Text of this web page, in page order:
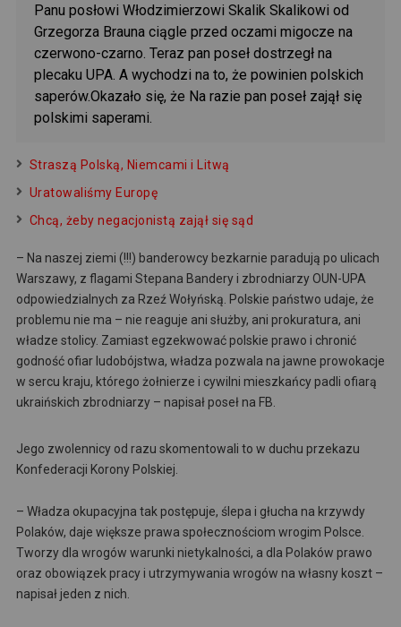
Panu posłowi Włodzimierzowi Skalik Skalikowi od
Grzegorza Brauna ciągle przed oczami migocze na
czerwono-czarno. Teraz pan poseł dostrzegł na
plecaku UPA. A wychodzi na to, że powinien polskich
saperów.Okazało się, że Na razie pan poseł zajął się
polskimi saperami.
Straszą Polską, Niemcami i Litwą
Uratowaliśmy Europę
Chcą, żeby negacjonistą zajął się sąd
– Na naszej ziemi (!!!) banderowcy bezkarnie paradują po ulicach
Warszawy, z flagami Stepana Bandery i zbrodniarzy OUN-UPA
odpowiedzialnych za Rzeź Wołyńską. Polskie państwo udaje, że
problemu nie ma – nie reaguje ani służby, ani prokuratura, ani
władze stolicy. Zamiast egzekwować polskie prawo i chronić
godność ofiar ludobójstwa, władza pozwala na jawne prowokacje
w sercu kraju, którego żołnierze i cywilni mieszkańcy padli ofiarą
ukraińskich zbrodniarzy – napisał poseł na FB.
Jego zwolennicy od razu skomentowali to w duchu przekazu
Konfederacji Korony Polskiej.
– Władza okupacyjna tak postępuje, ślepa i głucha na krzywdy
Polaków, daje większe prawa społecznościom wrogim Polsce.
Tworzy dla wrogów warunki nietykalności, a dla Polaków prawo
oraz obowiązek pracy i utrzymywania wrogów na własny koszt –
napisał jeden z nich.